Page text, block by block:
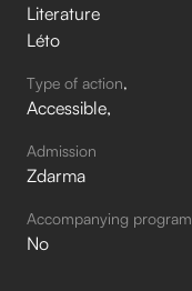
Literature
Léto
Type of action
Accessible
Admission
Zdarma
Accompanying program
No